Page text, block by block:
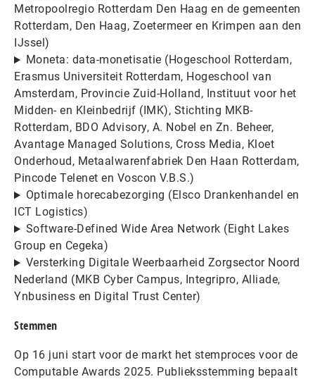
Metropoolregio Rotterdam Den Haag en de gemeenten
Rotterdam, Den Haag, Zoetermeer en Krimpen aan den
IJssel)
Moneta: data-monetisatie (Hogeschool Rotterdam,
Erasmus Universiteit Rotterdam, Hogeschool van
Amsterdam, Provincie Zuid-Holland, Instituut voor het
Midden- en Kleinbedrijf (IMK), Stichting MKB-
Rotterdam, BDO Advisory, A. Nobel en Zn. Beheer,
Avantage Managed Solutions, Cross Media, Kloet
Onderhoud, Metaalwarenfabriek Den Haan Rotterdam,
Pincode Telenet en Voscon V.B.S.)
Optimale horecabezorging (Elsco Drankenhandel en
ICT Logistics)
Software-Defined Wide Area Network (Eight Lakes
Group en Cegeka)
Versterking Digitale Weerbaarheid Zorgsector Noord
Nederland (MKB Cyber Campus, Integripro, Alliade,
Ynbusiness en Digital Trust Center)
Stemmen
Op 16 juni start voor de markt het stemproces voor de
Computable Awards 2025. Publieksstemming bepaalt